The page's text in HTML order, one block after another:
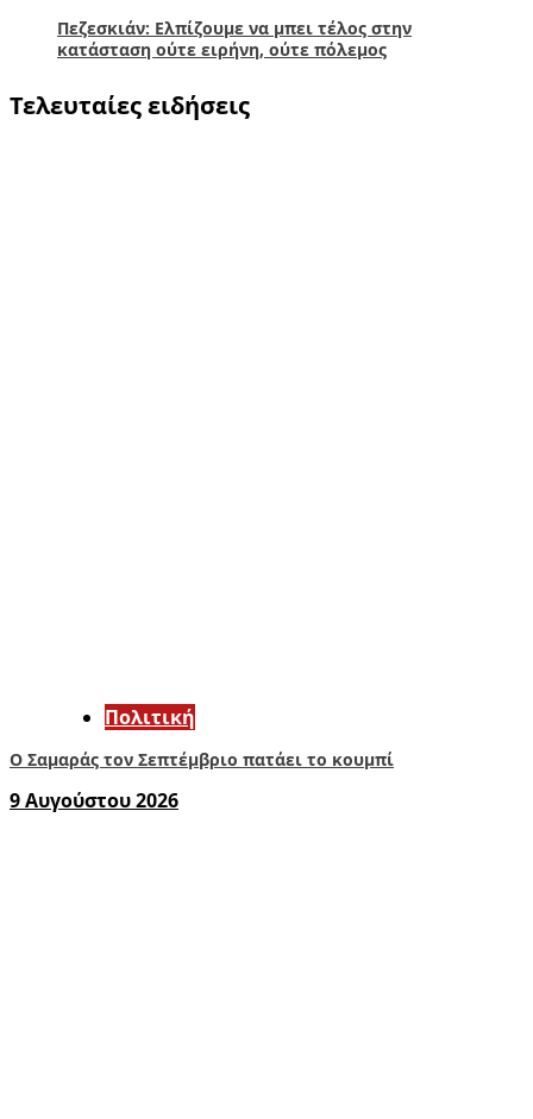
Πεζεσκιάν: Ελπίζουμε να μπει τέλος στην
κατάσταση ούτε ειρήνη, ούτε πόλεμος
Τελευταίες ειδήσεις
Πολιτική
Ο Σαμαράς τον Σεπτέμβριο πατάει το κουμπί
9 Αυγούστου 2026